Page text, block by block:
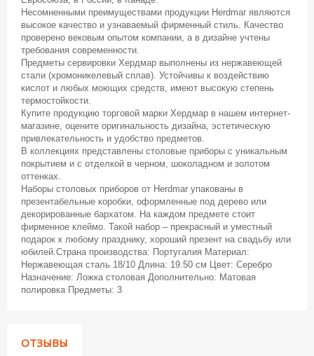
Несомненными преимуществами продукции Herdmar являются
высокое качество и узнаваемый фирменный стиль. Качество
проверено вековым опытом компании, а в дизайне учтены
требования современности.
Предметы сервировки Хердмар выполнены из нержавеющей
стали (хромоникелевый сплав). Устойчивы к воздействию
кислот и любых моющих средств, имеют высокую степень
термостойкости.
Купите продукцию торговой марки Хердмар в нашем интернет-
магазине, оцените оригинальность дизайна, эстетическую
привлекательность и удобство предметов.
В коллекциях представлены столовые приборы с уникальным
покрытием и с отделкой в черном, шоколадном и золотом
оттенках.
Наборы столовых приборов от Herdmar упакованы в
презентабельные коробки, оформленные под дерево или
декорированные бархатом. На каждом предмете стоит
фирменное клеймо. Такой набор – прекрасный и уместный
подарок к любому празднику, хороший презент на свадьбу или
юбилей.Страна производства: Португалия Материал:
Нержавеющая сталь 18/10 Длина: 19.50 см Цвет: Серебро
Назначение: Ложка столовая Дополнительно: Матовая
полировка Предметы: 3
ОТЗЫВЫ